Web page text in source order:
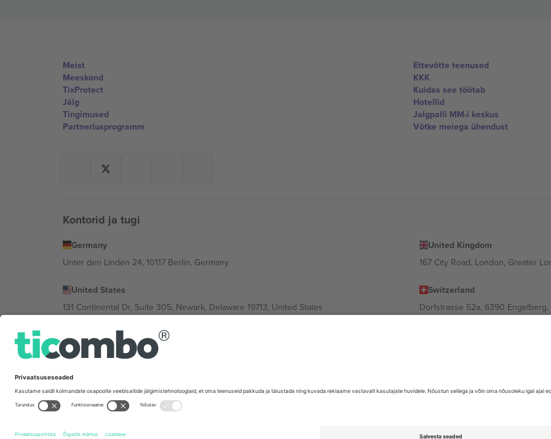
Meist
Meeskond
TixProtect
Jälg
Tingimused
Partnerlusprogramm
Ettevõtte teenused
KKK
Kuidas see töötab
Hotellid
Jalgpalli MM-i keskus
Võtke meiega ühendust
Kontorid ja tugi
Germany
Unter den Linden 24, 10117 Berlin, Germany
United Kingdom
167 City Road, London, Greater
United States
131 Continental Dr, Suite 305, Newark, Delaware 19713, United States
Switzerland
Dorfstrasse 52a, 6390
Bulgaria
Regus Sofia City West, bul Totleben 53-55, 1606 Sofia, Bulgaria
Mexico
Av Chapultepec 360, Roma Norte, Cuauhtémoc, 06700 Ciudad de México, CDMX, Mexico
Tingimused.© 2026 Ticombo. Kõik õigused kaitstud.